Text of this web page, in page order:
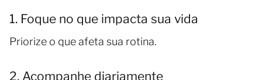
1. Foque no que impacta sua vida
Priorize o que afeta sua rotina.
2. Acompanhe diariamente